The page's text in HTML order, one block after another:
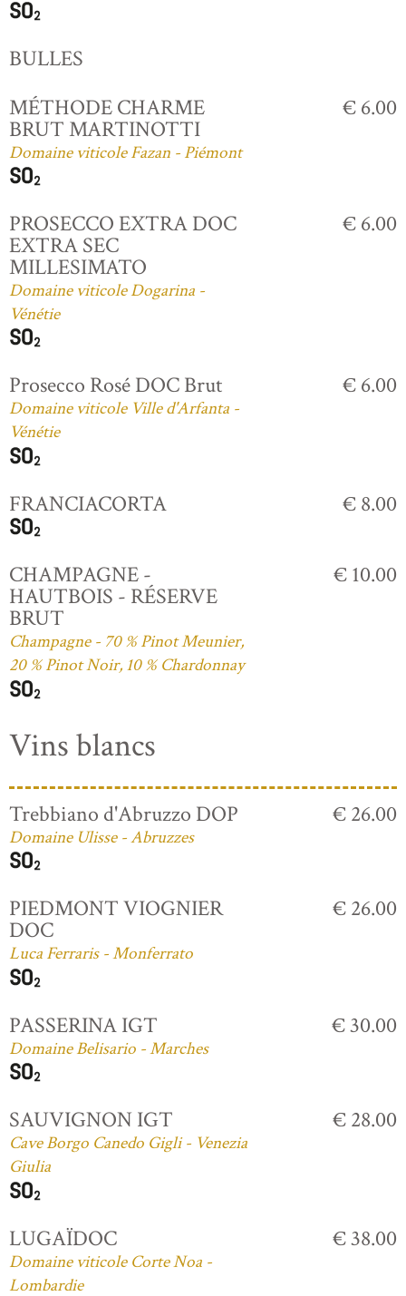
BULLES
MÉTHODE CHARME
BRUT MARTINOTTI
Domaine viticole Fazan - Piémont
€ 6.00
PROSECCO EXTRA DOC
EXTRA SEC
MILLESIMATO
Domaine viticole Dogarina -
Vénétie
€ 6.00
Prosecco Rosé DOC Brut
Domaine viticole Ville d'Arfanta -
Vénétie
€ 6.00
FRANCIACORTA € 8.00
CHAMPAGNE -
HAUTBOIS - RÉSERVE
BRUT
Champagne - 70 % Pinot Meunier,
20 % Pinot Noir, 10 % Chardonnay
€ 10.00
Vins blancs
Trebbiano d'Abruzzo DOP
Domaine Ulisse - Abruzzes
€ 26.00
PIEDMONT VIOGNIER
DOC
Luca Ferraris - Monferrato
€ 26.00
PASSERINA IGT
Domaine Belisario - Marches
€ 30.00
SAUVIGNON IGT
Cave Borgo Canedo Gigli - Venezia
Giulia
€ 28.00
LUGAÏDOC
Domaine viticole Corte Noa -
Lombardie
€ 38.00